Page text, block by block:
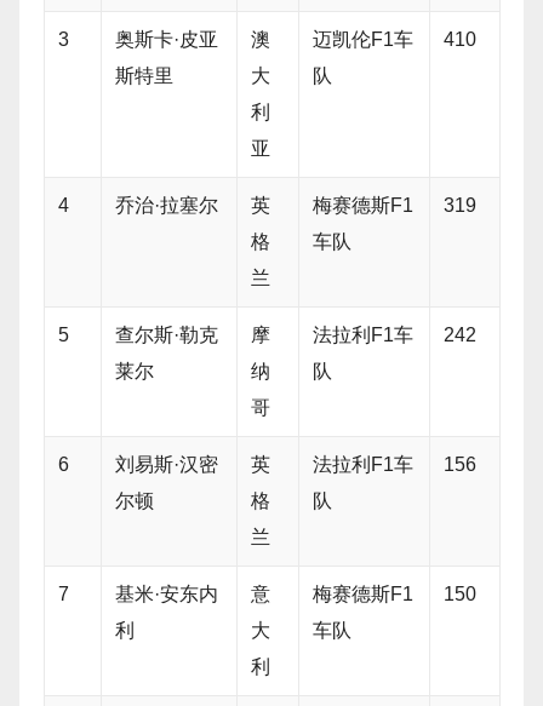
3
奥斯卡·皮亚
斯特里
澳
大
利
亚
迈凯伦F1车
队
410
4 乔治·拉塞尔
英
格
兰
梅赛德斯F1
车队
319
5
查尔斯·勒克
莱尔
摩
纳
哥
法拉利F1车
队
242
6
刘易斯·汉密
尔顿
英
格
兰
法拉利F1车
队
156
7
基米·安东内
利
意
大
利
梅赛德斯F1
车队
150